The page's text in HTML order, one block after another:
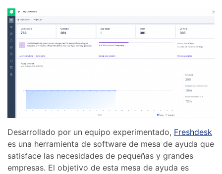
Desarrollado por un equipo experimentado, Freshdesk
es una herramienta de software de mesa de ayuda que
satisface las necesidades de pequeñas y grandes
empresas. El objetivo de esta mesa de ayuda es